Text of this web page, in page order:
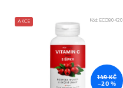
AKCE
149 KČ
–20 %
Kód: ECO80420